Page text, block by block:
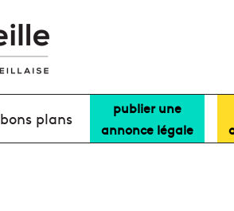
bons plans
publier une
annonce légale